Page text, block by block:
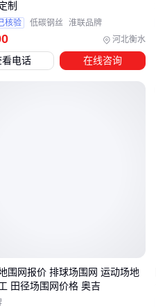
河北衡水
制
核验 低碳钢丝 淮联品牌
看电话 在线咨询
围网报价 排球场围网 运动场地
田径场围网价格 奥吉